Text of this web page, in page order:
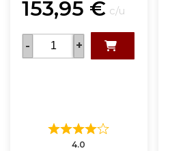
153,95 € c/u
- +
4.0